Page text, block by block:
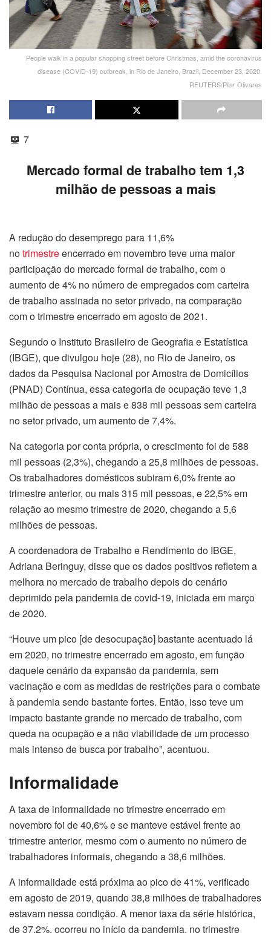
People walk in a popular shopping street before Christmas, amid the coronavirus
disease (COVID-19) outbreak, in Rio de Janeiro, Brazil, December 23, 2020.
REUTERS/Pilar Olivares
7
Mercado formal de trabalho tem 1,3
milhão de pessoas a mais
A redução do desemprego para 11,6%
notrimestreencerrado em novembro teve uma maior
participação do mercado formal de trabalho, com o
aumento de 4% no número de empregados com carteira
de trabalho assinada no setor privado, na comparação
com o trimestre encerrado em agosto de 2021.
Segundo o Instituto Brasileiro de Geografia e Estatística
(IBGE), que divulgou hoje (28), no Rio de Janeiro, os
dados da Pesquisa Nacional por Amostra de Domicílios
(PNAD) Contínua, essa categoria de ocupação teve 1,3
milhão de pessoas a mais e 838 mil pessoas sem carteira
no setor privado, um aumento de 7,4%.
Na categoria por conta própria, o crescimento foi de 588
mil pessoas (2,3%), chegando a 25,8 milhões de pessoas.
Os trabalhadores domésticos subiram 6,0% frente ao
trimestre anterior, ou mais 315 mil pessoas, e 22,5% em
relação ao mesmo trimestre de 2020, chegando a 5,6
milhões de pessoas.
A coordenadora de Trabalho e Rendimento do IBGE,
Adriana Beringuy, disse que os dados positivos refletem a
melhora no mercado de trabalho depois do cenário
deprimido pela pandemia de covid-19, iniciada em março
de 2020.
“Houve um pico [de desocupação] bastante acentuado lá
em 2020, no trimestre encerrado em agosto, em função
daquele cenário da expansão da pandemia, sem
vacinação e com as medidas de restrições para o combate
à pandemia sendo bastante fortes. Então, isso teve um
impacto bastante grande no mercado de trabalho, com
queda na ocupação e a não viabilidade de um processo
mais intenso de busca por trabalho”, acentuou.
Informalidade
A taxa de informalidade no trimestre encerrado em
novembro foi de 40,6% e se manteve estável frente ao
trimestre anterior, mesmo com o aumento no número de
trabalhadores informais, chegando a 38,6 milhões.
A informalidade está próxima ao pico de 41%, verificado
em agosto de 2019, quando 38,8 milhões de trabalhadores
estavam nessa condição. A menor taxa da série histórica,
de 37,2%, ocorreu no início da pandemia, no trimestre